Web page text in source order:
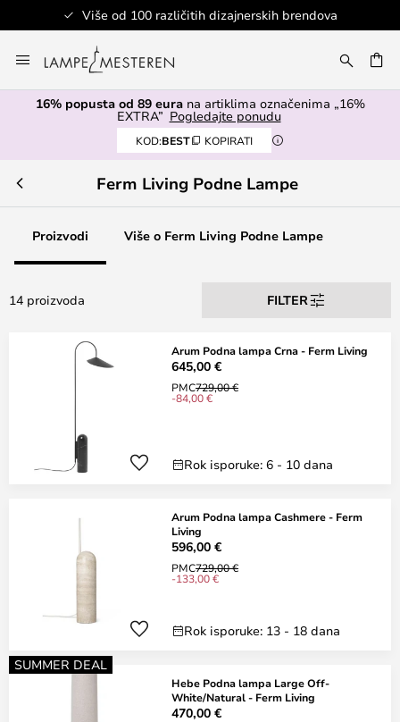
Više od 100 različitih dizajnerskih brendova
to
Content
16% popusta od 89 eurana artiklima označenima „16%
EXTRA” Pogledajte ponudu
KOD:BEST KOPIRATI
Ferm Living Podne Lampe
Proizvodi Više o Ferm Living Podne Lampe
14 proizvoda FILTER
Arum Podna lampa Crna - Ferm Living
645,00 €
PMC729,00 €
-84,00 €
Rok isporuke: 6 - 10 dana
Arum Podna lampa Cashmere - Ferm
Living
596,00 €
PMC729,00 €
-133,00 €
Rok isporuke: 13 - 18 dana
SUMMER DEAL
Hebe Podna lampa Large Off-
White/Natural - Ferm Living
470,00 €